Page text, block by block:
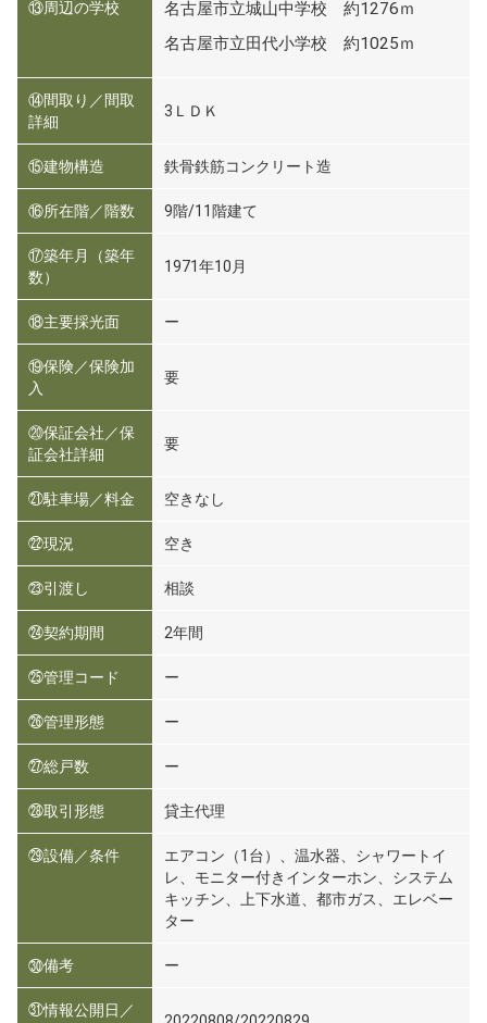
⑬周辺の学校
名古屋市立城山中学校 約1276ｍ
名古屋市立田代小学校 約1025ｍ
⑭間取り／間取
詳細
3ＬＤＫ
⑮建物構造 鉄骨鉄筋コンクリート造
⑯所在階／階数 9階/11階建て
⑰築年月（築年
数）
1971年10月
⑱主要採光面 ー
⑲保険／保険加
入
要
⑳保証会社／保
証会社詳細
要
㉑駐車場／料金 空きなし
㉒現況 空き
㉓引渡し 相談
㉔契約期間 2年間
㉕管理コード ー
㉖管理形態 ー
㉗総戸数 ー
㉘取引形態 貸主代理
㉙設備／条件
エアコン（1台）、温水器、シャワートイ
レ、モニター付きインターホン、システム
キッチン、上下水道、都市ガス、エレベー
ター
㉚備考 ー
㉛情報公開日／